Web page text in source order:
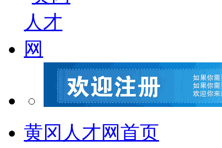
黄冈人才网首页